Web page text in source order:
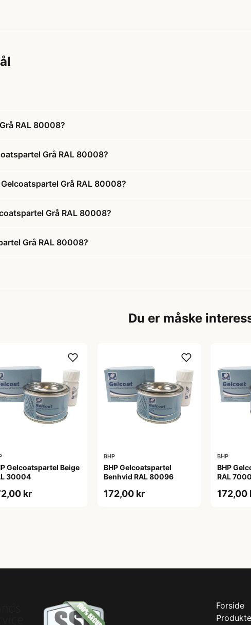
RAL 80008?
Grå RAL 80008?
Grå RAL 80008?
Grå RAL 80008?
Grå RAL 80008?
Du er måske
Gelcoatspartel Beige
30004
kr
BHP
BHP Gelcoatspartel
Benhvid RAL 80096
172,00 kr
BHP
BHP
RAL
172,00
Forside